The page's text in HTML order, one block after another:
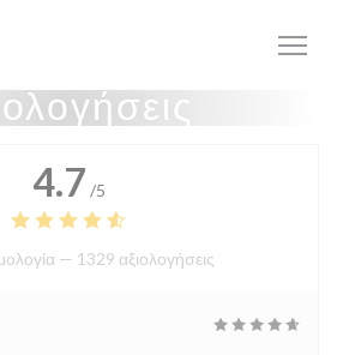
(Cookies)
4.7 /5
— 1329 αξιολογήσεις